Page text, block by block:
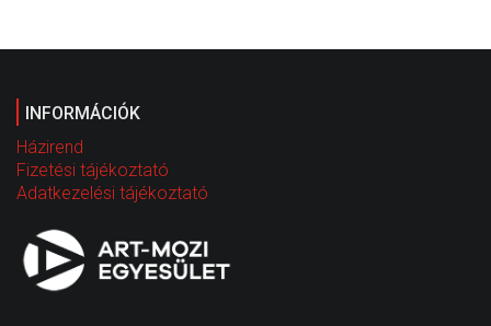
INFORMÁCIÓK
Házirend
Fizetési tájékoztató
Adatkezelési tájékoztató